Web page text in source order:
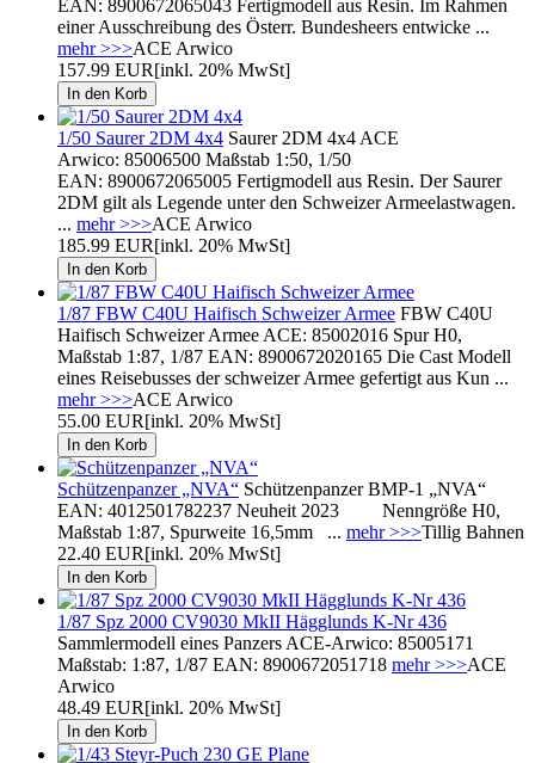
EAN: 8900672065043 Fertigmodell aus Resin. Im Rahmen
einer Ausschreibung des Österr. Bundesheers entwicke ...
mehr >>>ACE Arwico
157.99 EUR[inkl. 20% MwSt]
1/50 Saurer 2DM 4x4 Saurer 2DM 4x4 ACE
Arwico: 85006500 Maßstab 1:50, 1/50
EAN: 8900672065005 Fertigmodell aus Resin. Der Saurer
2DM gilt als Legende unter den Schweizer Armeelastwagen.
... mehr >>>ACE Arwico
185.99 EUR[inkl. 20% MwSt]
1/87 FBW C40U Haifisch Schweizer Armee FBW C40U
Haifisch Schweizer Armee ACE: 85002016 Spur H0,
Maßstab 1:87, 1/87 EAN: 8900672020165 Die Cast Modell
eines Reisebusses der schweizer Armee gefertigt aus Kun ...
mehr >>>ACE Arwico
55.00 EUR[inkl. 20% MwSt]
Schützenpanzer „NVA“ Schützenpanzer BMP-1 „NVA“
EAN: 4012501782237 Neuheit 2023 Nenngröße H0,
Maßstab 1:87, Spurweite 16,5mm ... mehr >>>Tillig Bahnen
22.40 EUR[inkl. 20% MwSt]
1/87 Spz 2000 CV9030 MkII Hägglunds K-Nr 436
Sammlermodell eines Panzers ACE-Arwico: 85005171
Maßstab: 1:87, 1/87 EAN: 8900672051718 mehr >>>ACE
Arwico
48.49 EUR[inkl. 20% MwSt]